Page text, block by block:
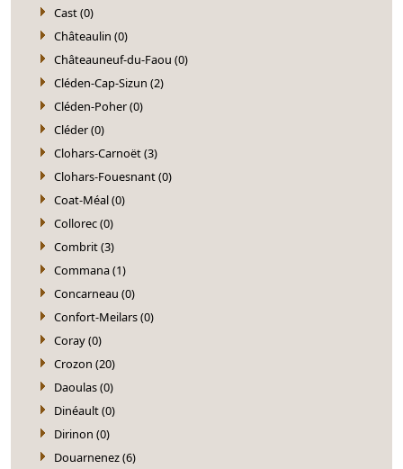
Cast (0)
Châteaulin (0)
Châteauneuf-du-Faou (0)
Cléden-Cap-Sizun (2)
Cléden-Poher (0)
Cléder (0)
Clohars-Carnoët (3)
Clohars-Fouesnant (0)
Coat-Méal (0)
Collorec (0)
Combrit (3)
Commana (1)
Concarneau (0)
Confort-Meilars (0)
Coray (0)
Crozon (20)
Daoulas (0)
Dinéault (0)
Dirinon (0)
Douarnenez (6)